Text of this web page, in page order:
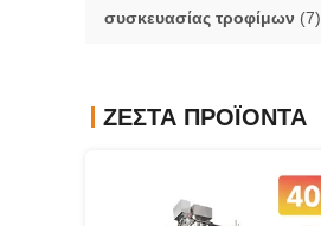
συσκευασίας τροφίμων (7)
ΖΕΣΤΆ ΠΡΟΪΌΝΤΑ